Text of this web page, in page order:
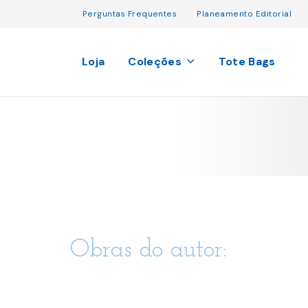
Perguntas Frequentes Planeamento Editorial
Loja Coleções Tote Bags
Obras do autor: